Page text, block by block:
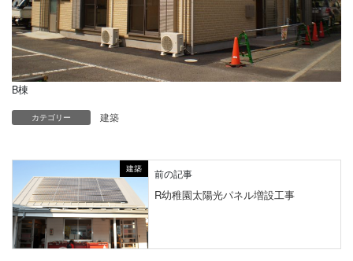
B棟
カテゴリー 建築
建築 前の記事
R幼稚園太陽光パネル増設工事